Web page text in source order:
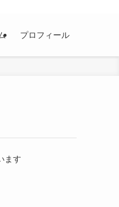
プロフィール
ます